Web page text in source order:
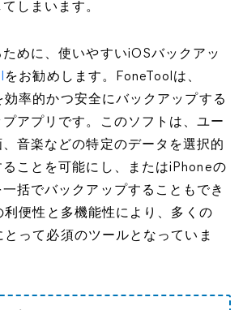
しまいます。
めに、使いやすいiOSバックアッ
をお勧めします。FoneToolは、
率的かつ安全にバックアップする
アプリです。このソフトは、ユー
音楽などの特定のデータを選択的
ことを可能にし、またはiPhoneの
括でバックアップすることもでき
利便性と多機能性により、多くの
って必須のツールとなっていま